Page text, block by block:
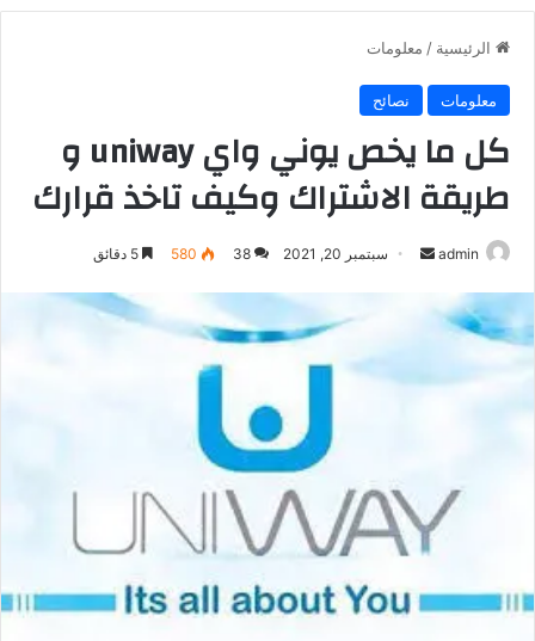
الرئيسية / معلومات
معلومات نصائح
كل ما يخص يوني واي uniway و
طريقة الاشتراك وكيف تاخذ قرارك
admin
أرسل سبتمبر 20, 2021 38
580